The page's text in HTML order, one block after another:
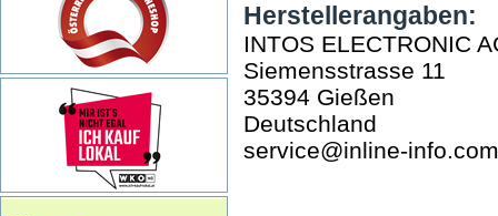
Herstellerangaben:
INTOS ELECTRONIC
Siemensstrasse 11
35394 Gießen
Deutschland
service@inline-info.com